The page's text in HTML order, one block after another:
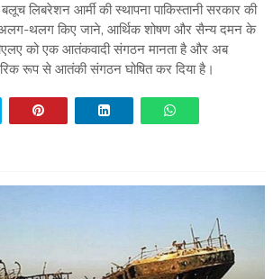
बलूच लिबरेशन आर्मी की स्थापना पाकिस्तानी सरकार की
थलग किए जाने, आर्थिक शोषण और सैन्य दमन के
को एक आतंकवादी संगठन मानता है और अब
रूप से आतंकी संगठन घोषित कर दिया है।